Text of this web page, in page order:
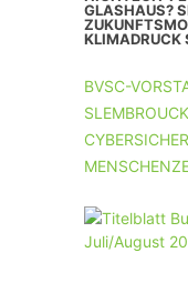
GLASHAUS?
KLIMADRUCK
BVSC-